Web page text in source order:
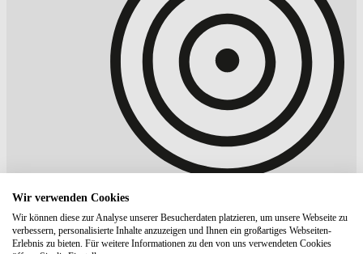
Wir verwenden Cookies
Wir können diese zur Analyse unserer Besucherdaten platzieren, um unsere Webseite zu
verbessern, personalisierte Inhalte anzuzeigen und Ihnen ein großartiges Webseiten-
Erlebnis zu bieten. Für weitere Informationen zu den von uns verwendeten Cookies